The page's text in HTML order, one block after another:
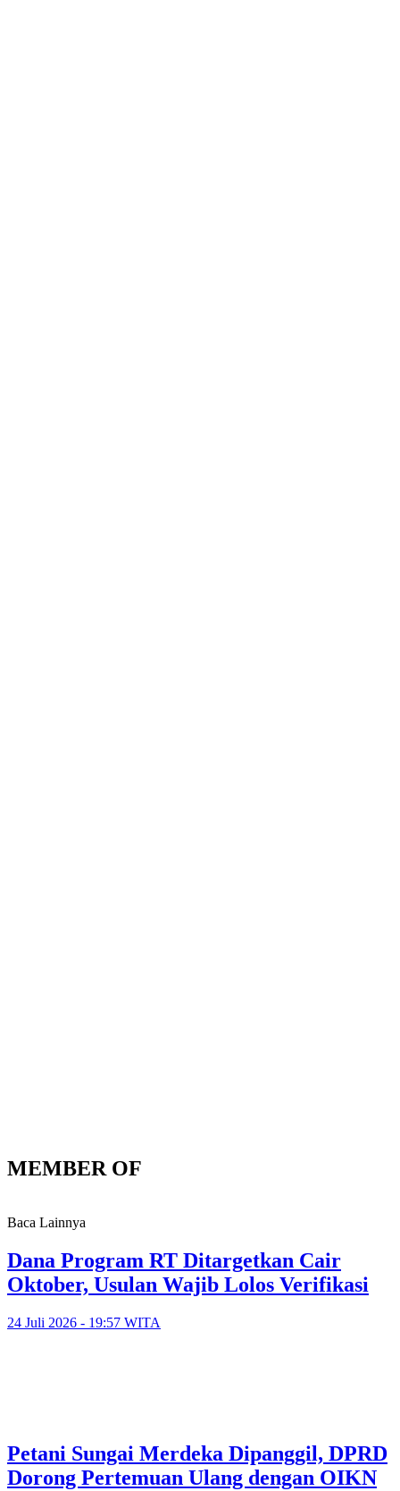
MEMBER OF
Baca Lainnya
Dana Program RT Ditargetkan Cair
Oktober, Usulan Wajib Lolos Verifikasi
24 Juli 2026 - 19:57 WITA
Petani Sungai Merdeka Dipanggil, DPRD
Dorong Pertemuan Ulang dengan OIKN